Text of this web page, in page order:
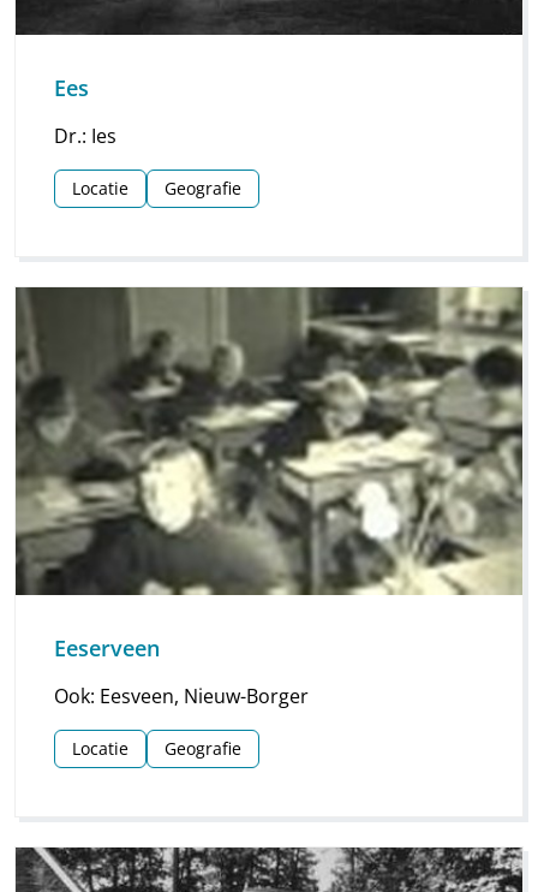
Ees
Dr.: Ies
Locatie Geografie
Eeserveen
Ook: Eesveen, Nieuw-Borger
Locatie Geografie